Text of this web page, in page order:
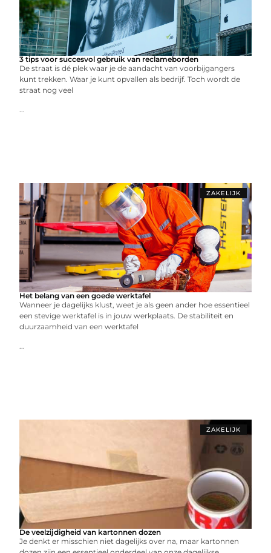
3 tips voor succesvol gebruik van reclameborden
De straat is dé plek waar je de aandacht van voorbijgangers
kunt trekken. Waar je kunt opvallen als bedrijf. Toch wordt de
straat nog veel
...
ZAKELIJK
Het belang van een goede werktafel
Wanneer je dagelijks klust, weet je als geen ander hoe essentieel
een stevige werktafel is in jouw werkplaats. De stabiliteit en
duurzaamheid van een werktafel
...
ZAKELIJK
De veelzijdigheid van kartonnen dozen
Je denkt er misschien niet dagelijks over na, maar kartonnen